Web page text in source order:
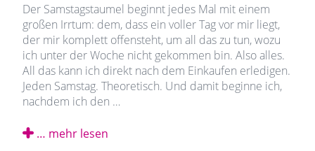
Der Samstagstaumel beginnt jedes Mal mit einem
großen Irrtum: dem, dass ein voller Tag vor mir liegt,
der mir komplett offensteht, um all das zu tun, wozu
ich unter der Woche nicht gekommen bin. Also alles.
All das kann ich direkt nach dem Einkaufen erledigen.
Jeden Samstag. Theoretisch. Und damit beginne ich,
nachdem ich den …
… mehr lesen